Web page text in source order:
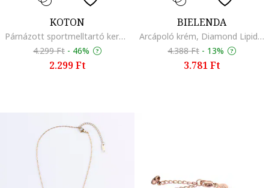
KOTON
Párnázott sportmelltartó keresztpántokkal, Világos rózsaszín
4.299 Ft - 46%
2.299 Ft
BIELENDA
Arcápoló krém, Diamond Lipids, ránctalanító 50+, feszesítő & tonizáló, 50 ml
4.388 Ft - 13%
3.781 Ft